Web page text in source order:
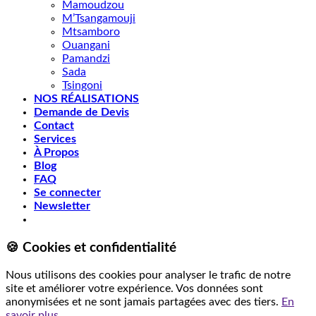
Mamoudzou
M’Tsangamouji
Mtsamboro
Ouangani
Pamandzi
Sada
Tsingoni
NOS RÉALISATIONS
Demande de Devis
Contact
Services
À Propos
Blog
FAQ
Se connecter
Newsletter
🍪 Cookies et confidentialité
Nous utilisons des cookies pour analyser le trafic de notre
site et améliorer votre expérience. Vos données sont
anonymisées et ne sont jamais partagées avec des tiers. En